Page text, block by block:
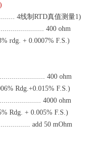
4线制RTD真值测量1)
400 ohm
rdg. + 0.0007% F.S.)
400 ohm
Rdg.+0.015% F.S.)
4000 ohm
Rdg. + 0.005% F.S.)
add 50 mOhm